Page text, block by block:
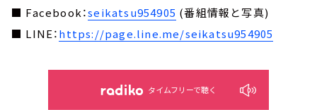
■ Facebook：seikatsu954905 (番組情報と写真)
■ LINE：https://page.line.me/seikatsu954905
タイムフリーで聴く